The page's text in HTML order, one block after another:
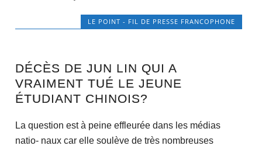
LE POINT - FIL DE PRESSE FRANCOPHONE
DÉCÈS DE JUN LIN QUI A
VRAIMENT TUÉ LE JEUNE
ÉTUDIANT CHINOIS?
La question est à peine effleurée dans les médias
natio- naux car elle soulève de très nombreuses